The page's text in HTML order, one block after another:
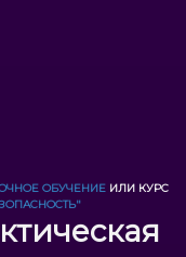
ОБУЧЕНИЕИЛИ КУРС